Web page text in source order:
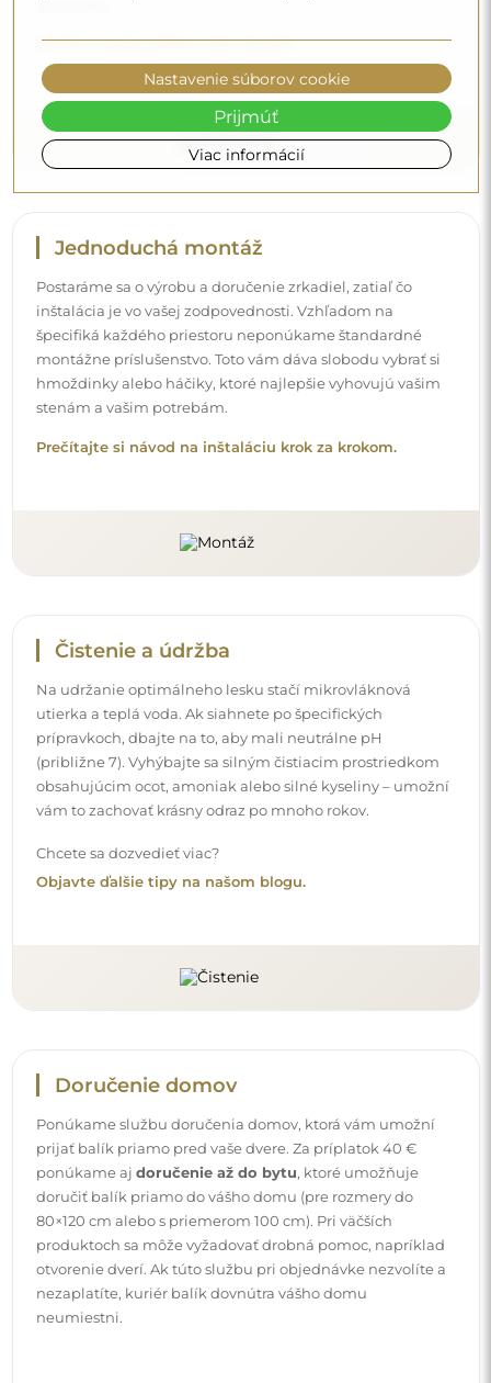
Pozrite si, ako balíme naše zrkadlá.
Jednoduchá montáž
Postaráme sa o výrobu a doručenie zrkadiel, zatiaľ čo
inštalácia je vo vašej zodpovednosti. Vzhľadom na
špecifiká každého priestoru neponúkame štandardné
montážne príslušenstvo. Toto vám dáva slobodu vybrať si
hmoždinky alebo háčiky, ktoré najlepšie vyhovujú vašim
stenám a vašim potrebám.
Prečítajte si návod na inštaláciu krok za krokom.
Čistenie a údržba
Na udržanie optimálneho lesku stačí mikrovláknová
utierka a teplá voda. Ak siahnete po špecifických
prípravkoch, dbajte na to, aby mali neutrálne pH
(približne 7). Vyhýbajte sa silným čistiacim prostriedkom
obsahujúcim ocot, amoniak alebo silné kyseliny – umožní
vám to zachovať krásny odraz po mnoho rokov.
Chcete sa dozvedieť viac?
Objavte ďalšie tipy na našom blogu.
Doručenie domov
Ponúkame službu doručenia domov, ktorá vám umožní
prijať balík priamo pred vaše dvere. Za príplatok 40 €
ponúkame aj doručenie až do bytu, ktoré umožňuje
doručiť balík priamo do vášho domu (pre rozmery do
80×120 cm alebo s priemerom 100 cm). Pri väčších
produktoch sa môže vyžadovať drobná pomoc, napríklad
otvorenie dverí. Ak túto službu pri objednávke nezvolíte a
nezaplatíte, kuriér balík dovnútra vášho domu
neumiestni.
Viac informácií
Nastavenie súborov cookie
Prijmúť